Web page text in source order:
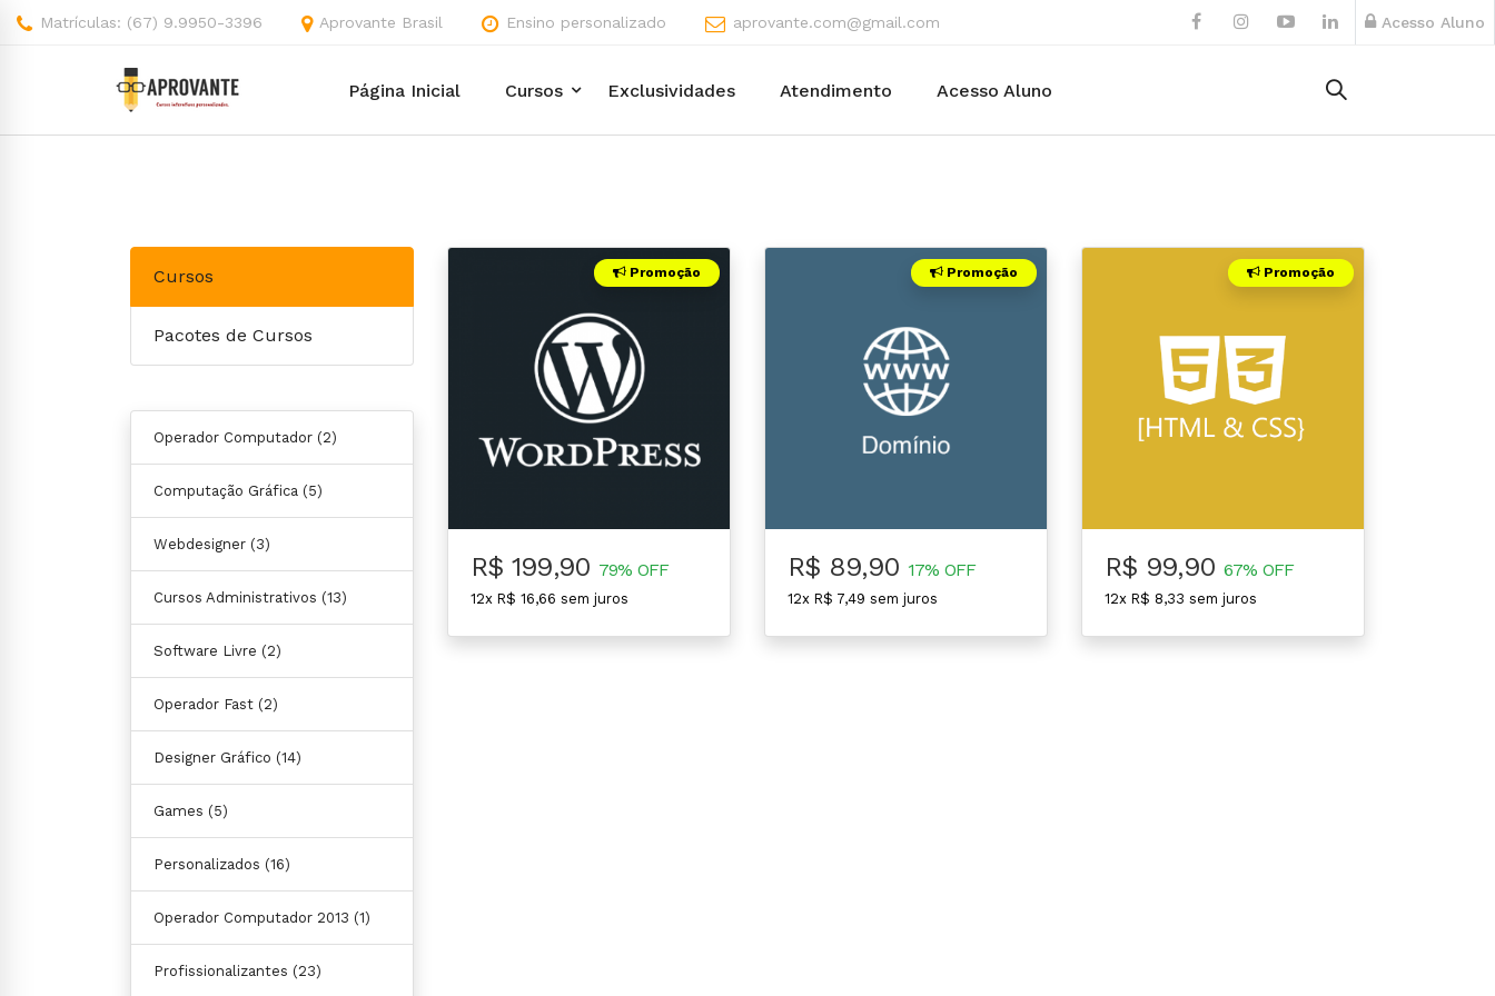
Matrículas: (67) 9.9950-3396 Aprovante Brasil Ensino personalizado aprovante.com@gmail.com Acesso Aluno
Página Inicial Cursos Exclusividades Atendimento Acesso Aluno
Cursos
Pacotes de Cursos
Operador Computador (2)
Computação Gráfica (5)
Webdesigner (3)
Cursos Administrativos (13)
Software Livre (2)
Operador Fast (2)
Designer Gráfico (14)
Games (5)
Personalizados (16)
Operador Computador 2013 (1)
Profissionalizantes (23)
Promoção
R$ 199,90 79% OFF
12x R$ 16,66 sem juros
Promoção
R$ 89,90 17% OFF
12x R$ 7,49 sem juros
Promoção
R$ 99,90 67% OFF
12x R$ 8,33 sem juros